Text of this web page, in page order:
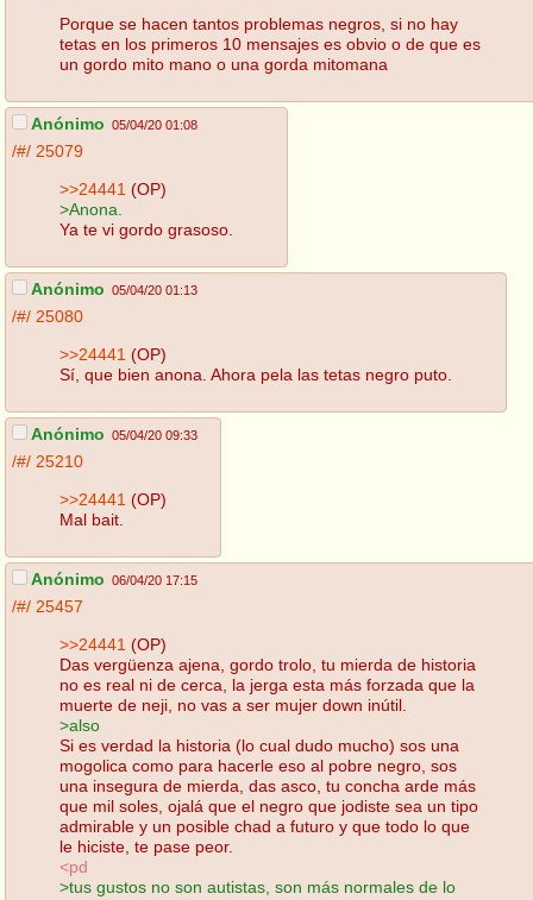
Porque se hacen tantos problemas negros, si no hay
tetas en los primeros 10 mensajes es obvio o de que es
un gordo mito mano o una gorda mitomana
Anónimo 05/04/20 01:08
/#/ 25079
>>24441 (OP)
>Anona.
Ya te vi gordo grasoso.
Anónimo 05/04/20 01:13
/#/ 25080
>>24441 (OP)
Sí, que bien anona. Ahora pela las tetas negro puto.
Anónimo 05/04/20 09:33
/#/ 25210
>>24441 (OP)
Mal bait.
Anónimo 06/04/20 17:15
/#/ 25457
>>24441 (OP)
Das vergüenza ajena, gordo trolo, tu mierda de historia
no es real ni de cerca, la jerga esta más forzada que la
muerte de neji, no vas a ser mujer down inútil.
>also
Si es verdad la historia (lo cual dudo mucho) sos una
mogolica como para hacerle eso al pobre negro, sos
una insegura de mierda, das asco, tu concha arde más
que mil soles, ojalá que el negro que jodiste sea un tipo
admirable y un posible chad a futuro y que todo lo que
le hiciste, te pase peor.
<pd
>tus gustos no son autistas, son más normales de lo